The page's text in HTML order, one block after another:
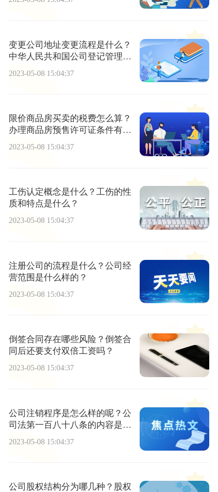
变更公司地址变更流程是什么？
中华人民共和国公司登记管理条
2023-05-08 15:04:37
限价商品房买卖的税费怎么算？
办理商品房预售许可证条件有哪
些？
2023-05-08 15:04:37
工伤认定概念是什么？工伤的性
质和特点是什么？
2023-05-08 15:04:37
注册公司的流程是什么？公司经
营范围是什么样的？
2023-05-08 15:04:37
倒签合同存在哪些风险？倒签合
同后还要支付双倍工资吗？
2023-05-08 15:04:37
公司注销程序是怎么样的呢？公
司法第一百八十八条的内容是怎
2023-05-08 15:04:37
公司股权结构分为哪几种？股权